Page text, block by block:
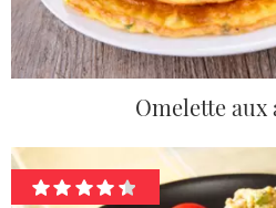
Omelette aux